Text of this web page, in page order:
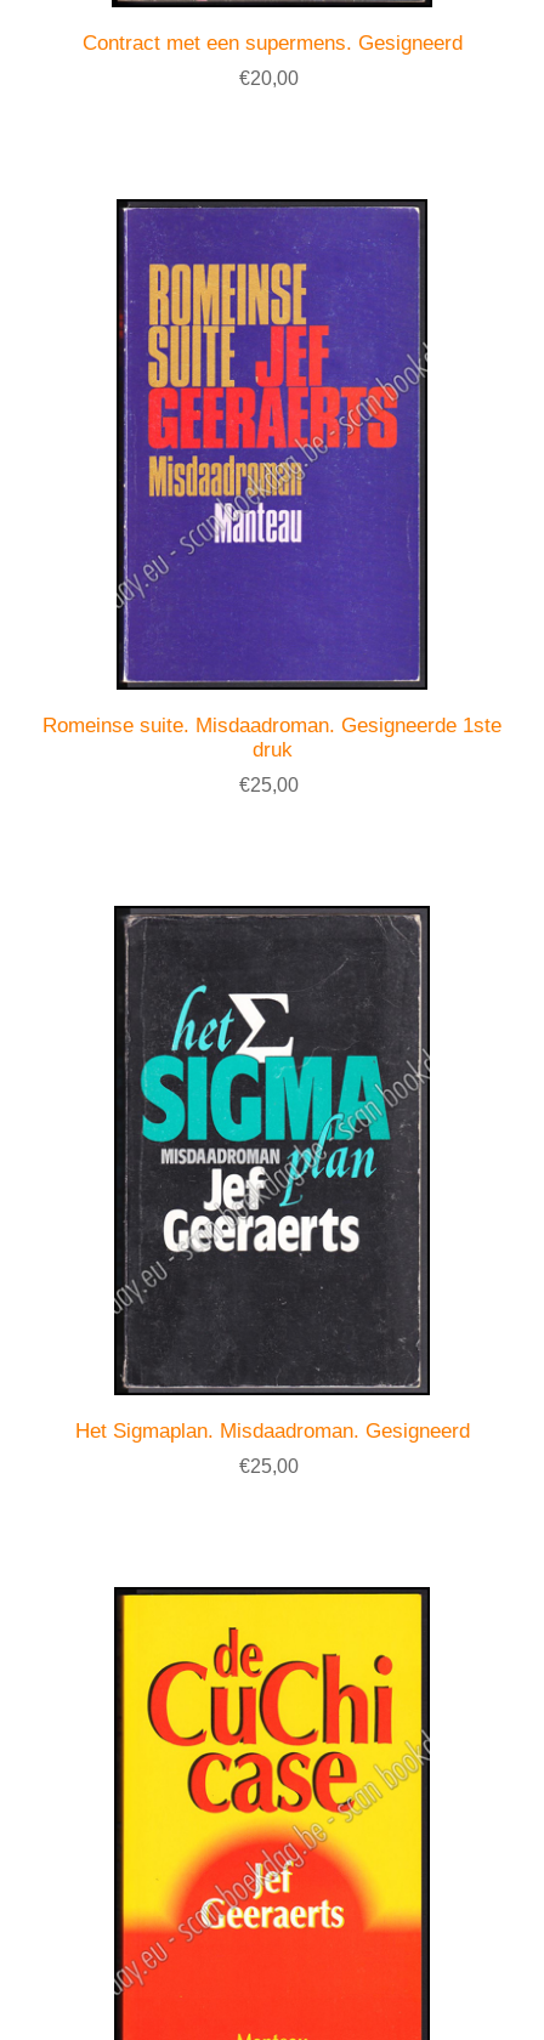
Contract met een supermens. Gesigneerd
€20,00
Romeinse suite. Misdaadroman. Gesigneerde 1ste
druk
€25,00
Het Sigmaplan. Misdaadroman. Gesigneerd
€25,00